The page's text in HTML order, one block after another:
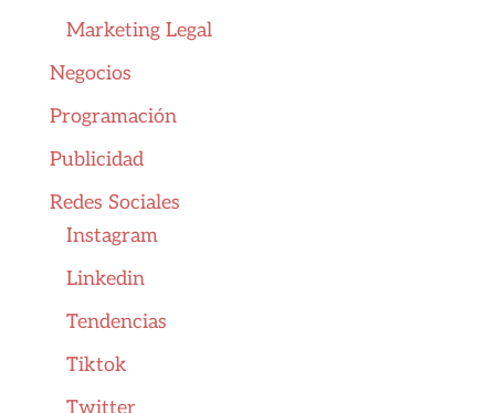
Marketing Legal
Negocios
Programación
Publicidad
Redes Sociales
Instagram
Linkedin
Tendencias
Tiktok
Twitter